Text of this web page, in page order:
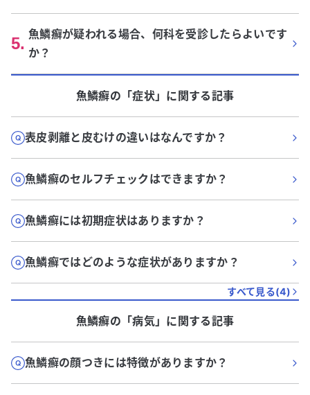
5. 魚鱗癬が疑われる場合、何科を受診したらよいです
か？
魚鱗癬の「症状」に関する記事
表皮剥離と皮むけの違いはなんですか？
魚鱗癬のセルフチェックはできますか？
魚鱗癬には初期症状はありますか？
魚鱗癬ではどのような症状がありますか？
すべて見る(4)
魚鱗癬の「病気」に関する記事
魚鱗癬の顔つきには特徴がありますか？